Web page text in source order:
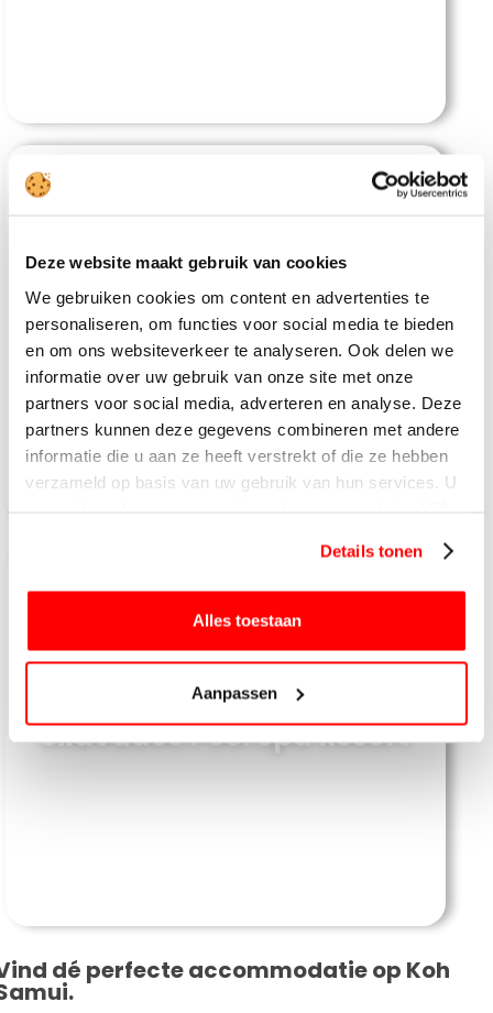
Deze website maakt gebruik van cookies
We gebruiken cookies om content en advertenties te
personaliseren, om functies voor social media te bieden
en om ons websiteverkeer te analyseren. Ook delen we
informatie over uw gebruik van onze site met onze
partners voor social media, adverteren en analyse. Deze
partners kunnen deze gegevens combineren met andere
informatie die u aan ze heeft verstrekt of die ze hebben
verzameld op basis van uw gebruik van hun services. U
Details tonen
Alles toestaan
Aanpassen
Mantra Samui Resort
Silavadee Pool Spa Resort
dé perfecte accommodatie op Koh